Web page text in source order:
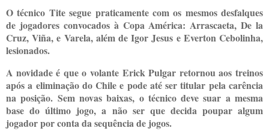
O técnico Tite segue praticamente com os mesmos desfalques
de jogadores convocados à Copa América: Arrascaeta, De la
Cruz, Viña, e Varela, além de Igor Jesus e Everton Cebolinha,
lesionados.
A novidade é que o volante Erick Pulgar retornou aos treinos
após a eliminação do Chile e pode até ser titular pela carência
na posição. Sem novas baixas, o técnico deve suar a mesma
base do último jogo, a não ser que decida poupar algum
jogador por conta da sequência de jogos.